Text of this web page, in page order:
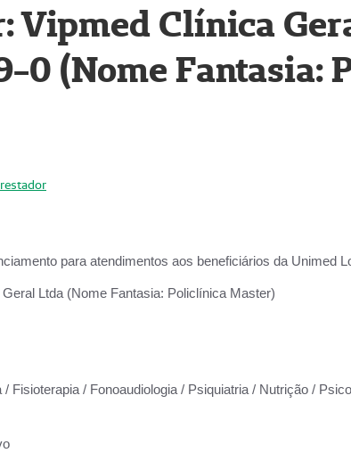
Vipmed Clínica
0 (Nome Fantasia:
para atendimentos aos beneficiários da Unimed
Ltda (Nome Fantasia: Policlínica Master)
/ Fisioterapia / Fonoaudiologia / Psiquiatria / Nutrição /